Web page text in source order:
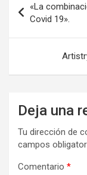
k
n
de
entradas
«La
Covid 19».
Deja una
Tu dirección de
campos
Comentario *